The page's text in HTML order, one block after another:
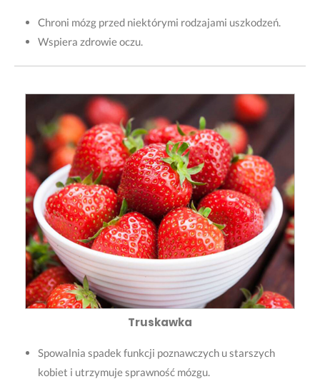
Chroni mózg przed niektórymi rodzajami uszkodzeń.
Wspiera zdrowie oczu.
Truskawka
Spowalnia spadek funkcji poznawczych u starszych
kobiet i utrzymuje sprawność mózgu.